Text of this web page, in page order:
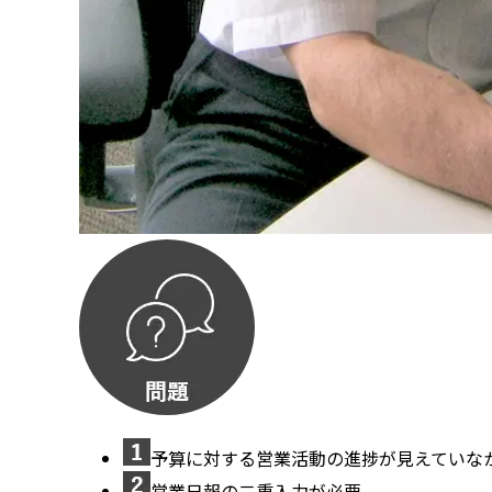
予算に対する営業活動の進捗が見えていな